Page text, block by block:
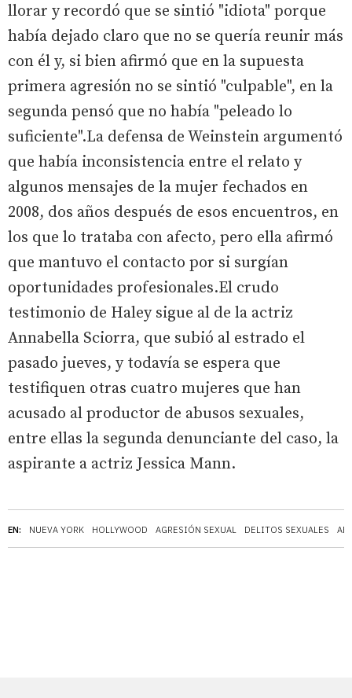
EN: NUEVA YORK HOLLYWOOD AGRESIÓN SEXUAL DELITOS SEXUALES
llorar y recordó que se sintió "idiota" porque
había dejado claro que no se quería reunir más
con él y, si bien afirmó que en la supuesta
primera agresión no se sintió "culpable", en la
segunda pensó que no había "peleado lo
suficiente".La defensa de Weinstein argumentó
que había inconsistencia entre el relato y
algunos mensajes de la mujer fechados en
2008, dos años después de esos encuentros, en
los que lo trataba con afecto, pero ella afirmó
que mantuvo el contacto por si surgían
oportunidades profesionales.El crudo
testimonio de Haley sigue al de la actriz
Annabella Sciorra, que subió al estrado el
pasado jueves, y todavía se espera que
testifiquen otras cuatro mujeres que han
acusado al productor de abusos sexuales,
entre ellas la segunda denunciante del caso, la
aspirante a actriz Jessica Mann.